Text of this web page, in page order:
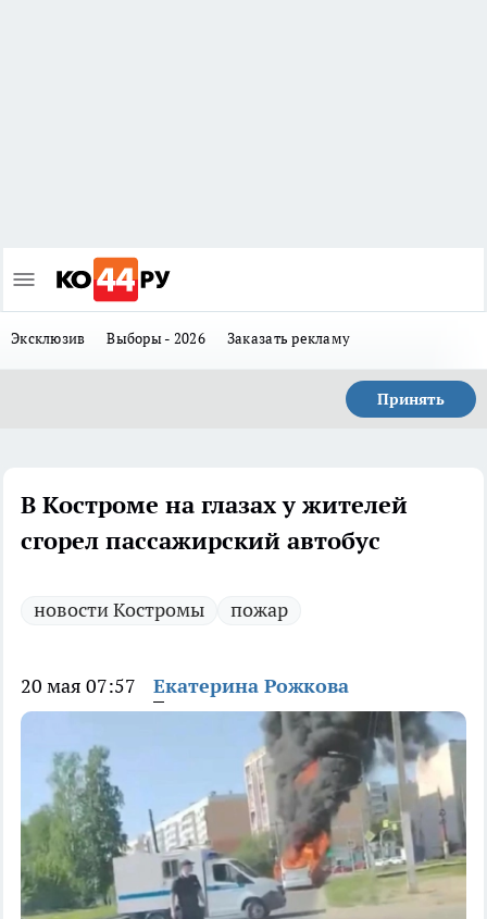
Эксклюзив Выборы - 2026 Заказать рекламу
Принять
В Костроме на глазах у жителей
сгорел пассажирский автобус
новости Костромы пожар
20 мая 07:57 Екатерина Рожкова